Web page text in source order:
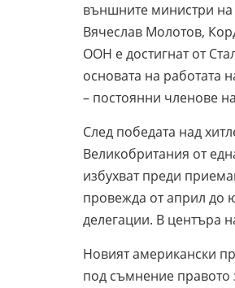
външните министри на
Вячеслав Молотов,
ООН е достигнат от
основата на работата
– постоянни членове
След победата над
Великобритания от
избухват преди
провежда от април до
делегации. В центъра
Новият американски
под съмнение правото